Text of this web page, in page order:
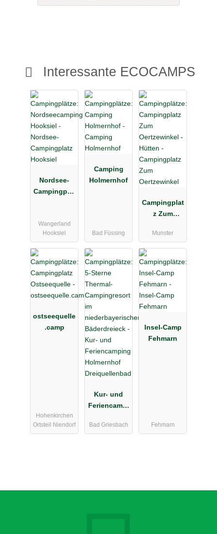
Interessante ECOCAMPS
Nordsee-
Campingplat
Wangerland
Hooksiel
Camping
Holmernhof
Bad Füssing
Campingplat
z Zum
Munster
ostseequelle
.camp
Hohenkirchen
Ortsteil Niendorf
Kur- und
Feriencampi
Holmernhof
Bad Griesbach
Insel-Camp
Fehmarn
Fehmarn